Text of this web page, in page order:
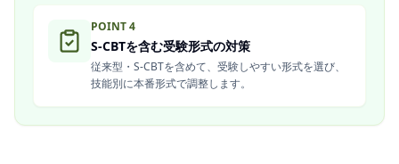
POINT4
S-CBTを含む受験形式の対策
従来型・S-CBTを含めて、受験しやすい形式を選び、
技能別に本番形式で調整します。